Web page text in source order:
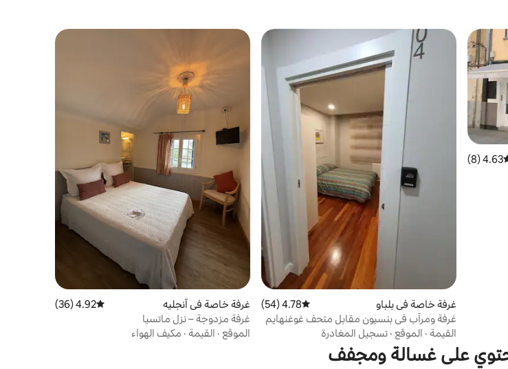
التقييم 4.63 من 5، 8 مراجعات
4.63 (8)
غرفة خاصة في بلباو متوسط التقييم 4.78 من 5، 54 مراجعات
4.78 (54)
غرفة ومرآب في بنسيون مقابل متحف غوغنهايم
القيمة · الموقع · تسجيل المغادرة
غرفة خاصة في آنجليه متوسط التقييم 4.92 من 5، 36 مراجعات
4.92 (36)
غرفة مزدوجة – نزل ماتسيا
الموقع · القيمة · مكيف الهواء
تحتوي على غسالة ومجفف